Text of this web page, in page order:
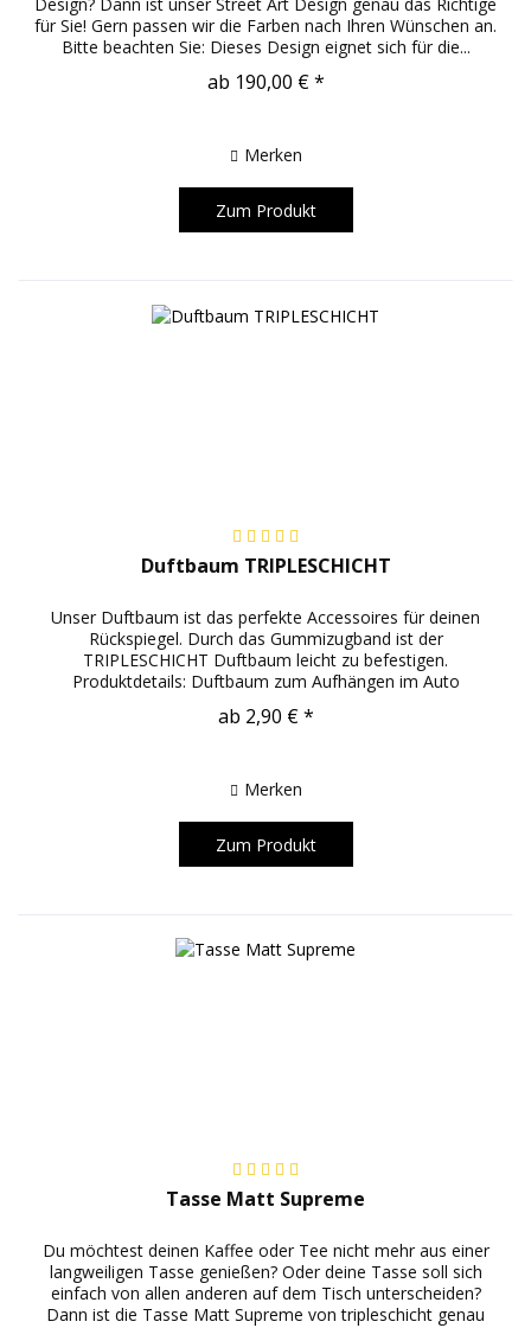
für Sie! Gern passen wir die Farben nach Ihren Wünschen an.
Bitte beachten Sie: Dieses Design eignet sich für die...
ab 190,00 € *
Merken
Zum Produkt
Duftbaum TRIPLESCHICHT
Unser Duftbaum ist das perfekte Accessoires für deinen
Rückspiegel. Durch das Gummizugband ist der
TRIPLESCHICHT Duftbaum leicht zu befestigen.
Produktdetails: Duftbaum zum Aufhängen im Auto
ab 2,90 € *
Merken
Zum Produkt
Tasse Matt Supreme
Du möchtest deinen Kaffee oder Tee nicht mehr aus einer
langweiligen Tasse genießen? Oder deine Tasse soll sich
einfach von allen anderen auf dem Tisch unterscheiden?
Dann ist die Tasse Matt Supreme von tripleschicht genau